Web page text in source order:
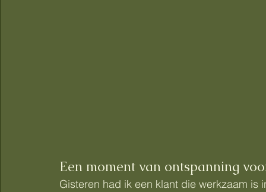
Een moment van ontspanning
Gisteren had ik een klant die werkzaam